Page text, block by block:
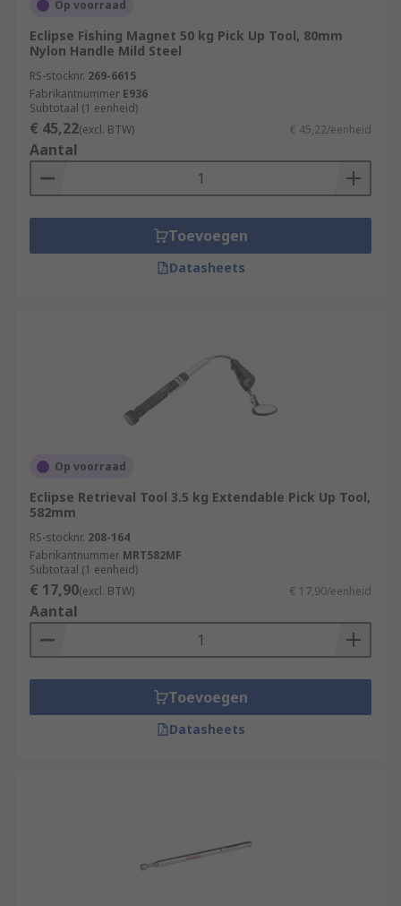
Op voorraad
Eclipse Fishing Magnet 50 kg Pick Up Tool, 80mm
Nylon Handle Mild Steel
RS-stocknr. 269-6615
Fabrikantnummer E936
Subtotaal (1 eenheid)
€ 45,22(excl. BTW) € 45,22/eenheid
Aantal
Toevoegen
Datasheets
Op voorraad
Eclipse Retrieval Tool 3.5 kg Extendable Pick Up Tool,
582mm
RS-stocknr. 208-164
Fabrikantnummer MRT582MF
Subtotaal (1 eenheid)
€ 17,90(excl. BTW) € 17,90/eenheid
Aantal
Toevoegen
Datasheets